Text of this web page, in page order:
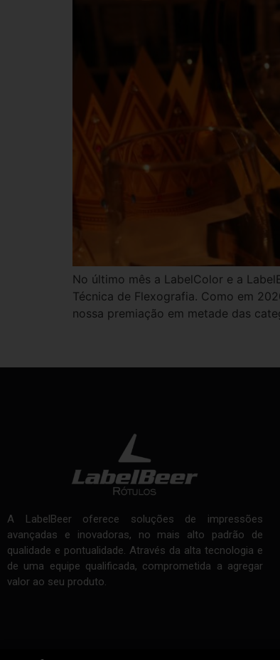
No último mês a LabelColor e a
Técnica de Flexografia. Como em
nossa premiação em metade das
A LabelBeer oferece soluções de impressões
avançadas e inovadoras, no mais alto padrão de
qualidade e pontualidade. Através da alta tecnologia e
de uma equipe qualificada, comprometida a agregar
valor ao seu produto.